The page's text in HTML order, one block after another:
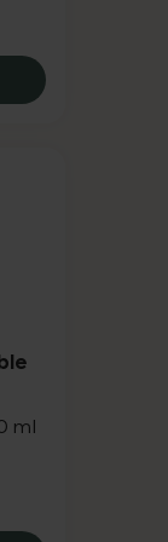
03, 239 kr.
Nail
ml